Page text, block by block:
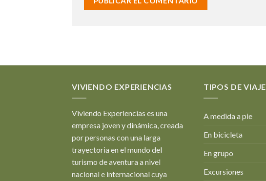
VIVIENDO EXPERIENCIAS
Viviendo Experiencias es una
empresa joven y dinámica, creada
por personas con una larga
trayectoria en el mundo del
turismo de aventura a nivel
nacional e internacional cuya
TIPOS DE VIAJE
A medida a pie
En bicicleta
En grupo
Excursiones